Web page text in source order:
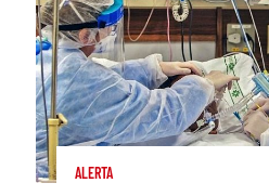
ALERTA